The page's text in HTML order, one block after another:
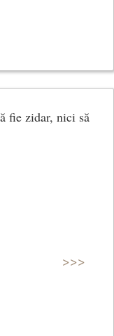
fie zidar, nici să
>>>